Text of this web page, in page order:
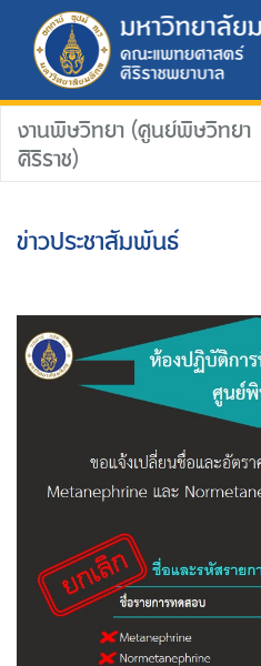
งานพิษวิทยา (ศูนย์พิษวิทยา
ศิริราช)
ข่าวประชาสัมพันธ์